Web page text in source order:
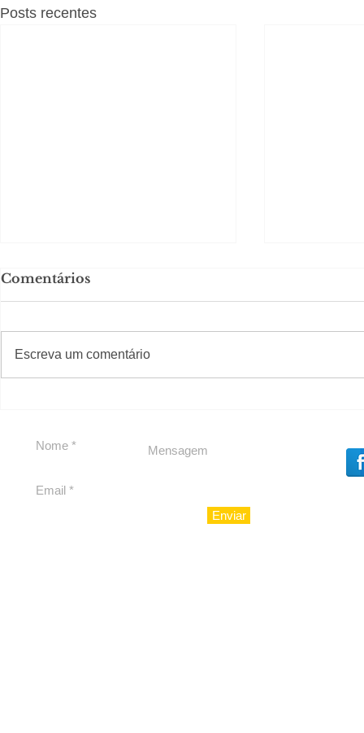
Posts recentes
para São Paulo
Comentários
Escreva um comentário
#Sugestões
Enviar